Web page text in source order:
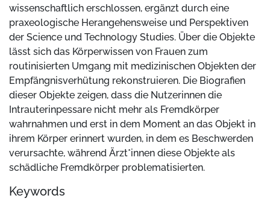
wissenschaftlich erschlossen, ergänzt durch eine
praxeologische Herangehensweise und Perspektiven
der Science und Technology Studies. Über die Objekte
lässt sich das Körperwissen von Frauen zum
routinisierten Umgang mit medizinischen Objekten der
Empfängnisverhütung rekonstruieren. Die Biografien
dieser Objekte zeigen, dass die Nutzerinnen die
Intrauterinpessare nicht mehr als Fremdkörper
wahrnahmen und erst in dem Moment an das Objekt in
ihrem Körper erinnert wurden, in dem es Beschwerden
verursachte, während Ärzt*innen diese Objekte als
schädliche Fremdkörper problematisierten.
Keywords